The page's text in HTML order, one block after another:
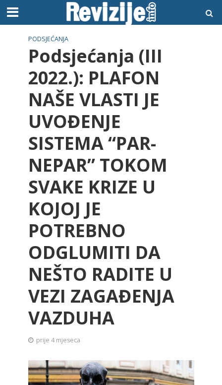
PODSJEĆANJA
Podsjećanja (III
2022.): PLAFON
NAŠE VLASTI JE
UVOĐENJE
SISTEMA “PAR-
NEPAR” TOKOM
SVAKE KRIZE U
KOJOJ JE
POTREBNO
ODGLUMITI DA
NEŠTO RADITE U
VEZI ZAGAĐENJA
VAZDUHA
prije 4 mjeseca